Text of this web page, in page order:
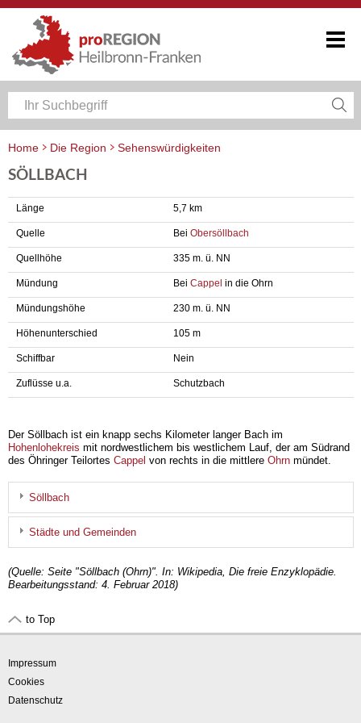
Home Die Region Sehenswürdigkeiten
SÖLLBACH
Länge 5,7 km
Quelle Bei Obersöllbach
Quellhöhe 335 m. ü. NN
Mündung Bei Cappel in die Ohrn
Mündungshöhe 230 m. ü. NN
Höhenunterschied 105 m
Schiffbar Nein
Zuflüsse u.a. Schutzbach
Der Söllbach ist ein knapp sechs Kilometer langer Bach im
Hohenlohekreis mit nordwestlichem bis westlichem Lauf, der am Südrand
des Öhringer Teilortes Cappel von rechts in die mittlere Ohrn mündet.
Söllbach
Städte und Gemeinden
(Quelle: Seite "Söllbach (Ohrn)". In: Wikipedia, Die freie Enzyklopädie.
Bearbeitungsstand: 4. Februar 2018)
to Top
Impressum
Cookies
Datenschutz